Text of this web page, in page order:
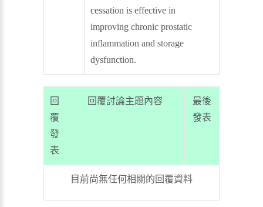
cessation is effective in
improving chronic prostatic
inflammation and storage
dysfunction.
回
覆
發
表
回覆討論主題內容
最後
發表
目前尚無任何相關的回覆資料